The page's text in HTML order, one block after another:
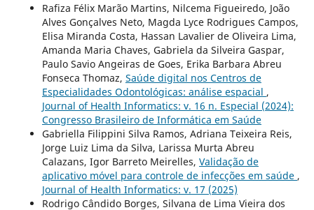
Rafiza Félix Marão Martins, Nilcema Figueiredo, João
Alves Gonçalves Neto, Magda Lyce Rodrigues Campos,
Elisa Miranda Costa, Hassan Lavalier de Oliveira Lima,
Amanda Maria Chaves, Gabriela da Silveira Gaspar,
Paulo Savio Angeiras de Goes, Erika Barbara Abreu
Fonseca Thomaz, Saúde digital nos Centros de
Especialidades Odontológicas: análise espacial ,
Journal of Health Informatics: v. 16 n. Especial (2024):
Congresso Brasileiro de Informática em Saúde
Gabriella Filippini Silva Ramos, Adriana Teixeira Reis,
Jorge Luiz Lima da Silva, Larissa Murta Abreu
Calazans, Igor Barreto Meirelles, Validação de
aplicativo móvel para controle de infecções em saúde ,
Journal of Health Informatics: v. 17 (2025)
Rodrigo Cândido Borges, Silvana de Lima Vieira dos